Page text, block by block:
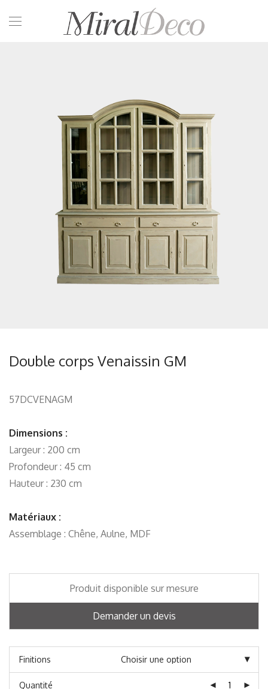
Double corps Venaissin GM
57DCVENAGM
Dimensions :
Largeur : 200 cm
Profondeur : 45 cm
Hauteur : 230 cm
Matériaux :
Assemblage : Chêne, Aulne, MDF
Produit disponible sur mesure
Demander un devis
Finitions
Quantité